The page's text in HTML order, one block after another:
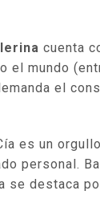
cuenta
el mundo
el
es un
personal.
se destaca